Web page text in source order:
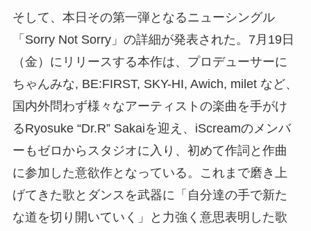
そして、本日その第一弾となるニューシングル
「Sorry Not Sorry」の詳細が発表された。7月19日
（金）にリリースする本作は、プロデューサーに
ちゃんみな, BE:FIRST, SKY-HI, Awich, milet など、
国内外問わず様々なアーティストの楽曲を⼿がけ
るRyosuke “Dr.R” Sakaiを迎え、iScreamのメンバ
ーもゼロからスタジオに入り、初めて作詞と作曲
に参加した意欲作となっている。これまで磨き上
げてきた歌とダンスを武器に「自分達の手で新た
な道を切り開いていく」と力強く意思表明した歌